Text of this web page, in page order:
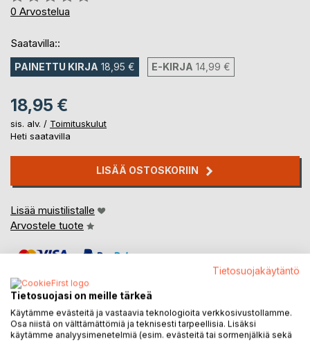
0%
0 Arvostelua
Saatavilla::
PAINETTU KIRJA 18,95 € E-KIRJA 14,99 €
18,95 €
sis. alv. / Toimituskulut
Heti saatavilla
LISÄÄ OSTOSKORIIN
Lisää muistilistalle
Arvostele tuote
KUVAUS
Tietosuojakäytäntö
Tietosuojasi on meille tärkeä
Käytämme evästeitä ja vastaavia teknologioita verkkosivustollamme.
Osa niistä on välttämättömiä ja teknisesti tarpeellisia. Lisäksi
käytämme analyysimenetelmiä (esim. evästeitä tai sormenjälkiä sekä